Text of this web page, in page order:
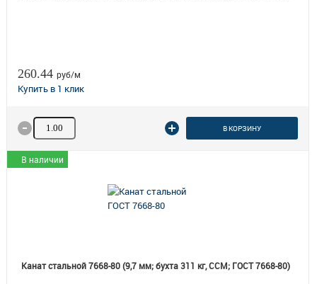
260.44 руб/м
Количество товара В КОРЗИНУ
В наличии
Канат стальной 7668-80 (9,7 мм; бухта 311 кг, ССМ; ГОСТ 7668-80)